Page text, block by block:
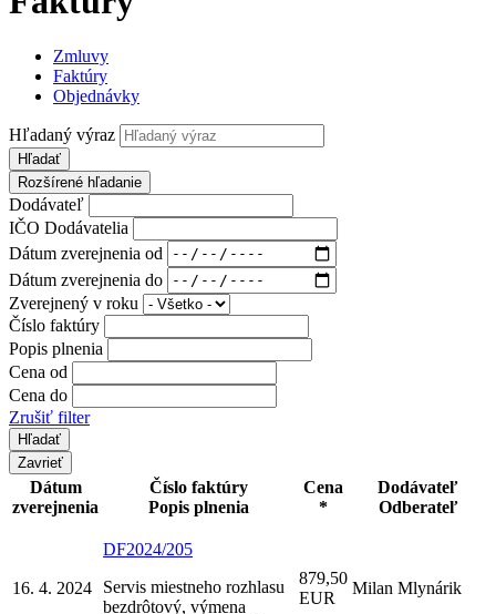
Zmluvy
Faktúry
Objednávky
Hľadaný výraz
Hľadať
Rozšírené hľadanie
Dodávateľ
IČO Dodávatelia
Dátum zverejnenia od
Dátum zverejnenia do
Zverejnený v roku
Číslo faktúry
Popis plnenia
Cena od
Cena do
Zrušiť filter
Zavrieť
Dátum
zverejnenia
Číslo faktúry
Popis plnenia
Cena
*
Dodávateľ
Odberateľ
16. 4. 2024
DF2024/205
Servis miestneho rozhlasu
bezdrôtový, výmena
879,50
EUR
Milan Mlynárik